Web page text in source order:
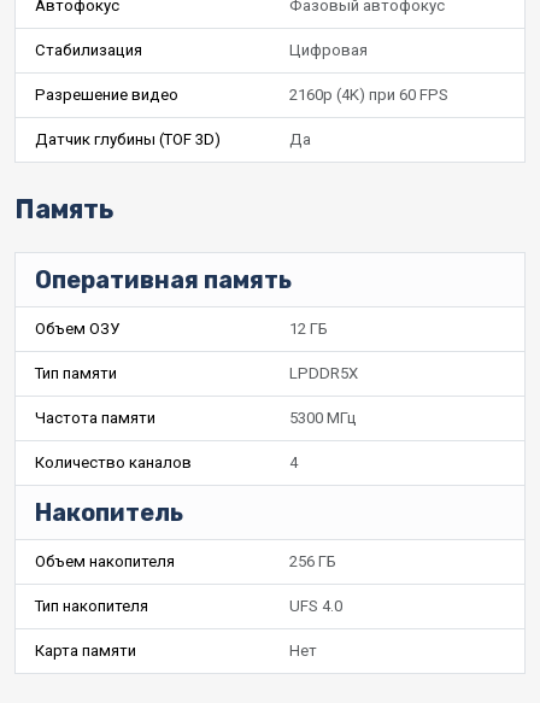
Автофокус Фазовый автофокус
Стабилизация Цифровая
Разрешение видео 2160p (4K) при 60 FPS
Датчик глубины (TOF 3D) Да
Память
Оперативная память
Объем ОЗУ 12 ГБ
Тип памяти LPDDR5X
Частота памяти 5300 МГц
Количество каналов 4
Накопитель
Объем накопителя 256 ГБ
Тип накопителя UFS 4.0
Карта памяти Нет